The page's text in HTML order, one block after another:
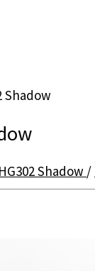
Shadow
Shadow /